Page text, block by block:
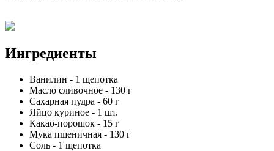
Ингредиенты
Ванилин - 1 щепотка
Масло сливочное - 130 г
Сахарная пудра - 60 г
Яйцо куриное - 1 шт.
Какао-порошок - 15 г
Мука пшеничная - 130 г
Соль - 1 щепотка